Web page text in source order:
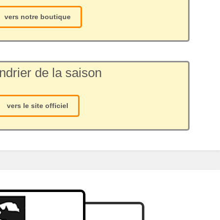
vers notre boutique
de la saison
vers le site officiel